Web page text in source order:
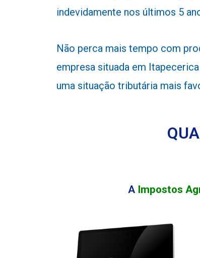
indevidamente nos últimos 5
Não perca mais tempo com
empresa situada em
uma situação tributária mais
A Impostos